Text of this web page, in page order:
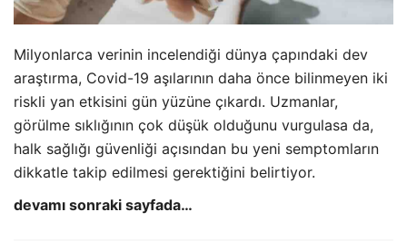
Milyonlarca verinin incelendiği dünya çapındaki dev
araştırma, Covid-19 aşılarının daha önce bilinmeyen iki
riskli yan etkisini gün yüzüne çıkardı. Uzmanlar,
görülme sıklığının çok düşük olduğunu vurgulasa da,
halk sağlığı güvenliği açısından bu yeni semptomların
dikkatle takip edilmesi gerektiğini belirtiyor.
devamı sonraki sayfada…